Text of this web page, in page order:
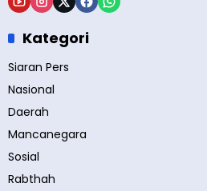
Kategori
Siaran Pers
Nasional
Daerah
Mancanegara
Sosial
Rabthah